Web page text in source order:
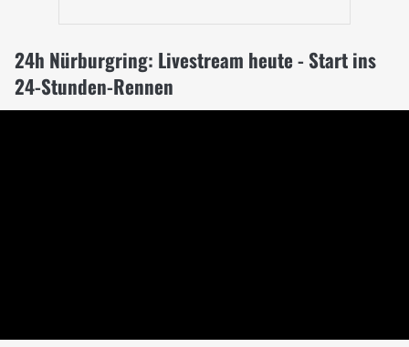
24h Nürburgring: Livestream heute - Start ins
24-Stunden-Rennen